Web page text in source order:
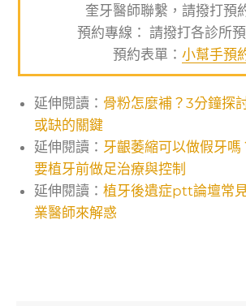
奎牙醫師聯繫，請撥打預
預約專線： 請撥打各診所
預約表單： 小幫手預
延伸閱讀： 骨粉怎麼補？3分鐘探
或缺的關鍵
延伸閱讀： 牙齦萎縮可以做假牙嗎
要植牙前做足治療與控制
延伸閱讀：植牙後遺症ptt論壇常
業醫師來解惑